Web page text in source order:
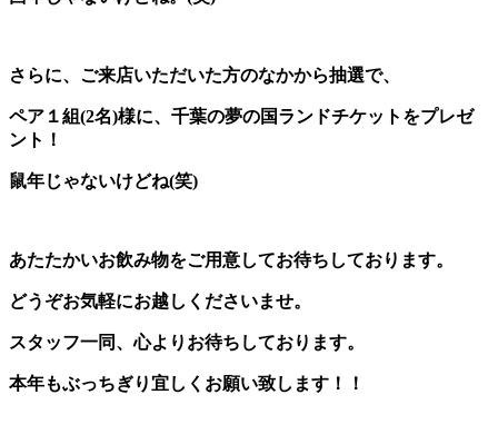
さらに、ご来店いただいた方のなかから抽選で、
ペア１組(2名)様に、千葉の夢の国ランドチケットをプレゼ
ント！
鼠年じゃないけどね(笑)
あたたかいお飲み物をご用意してお待ちしております。
どうぞお気軽にお越しくださいませ。
スタッフ一同、心よりお待ちしております。
本年もぶっちぎり宜しくお願い致します！！